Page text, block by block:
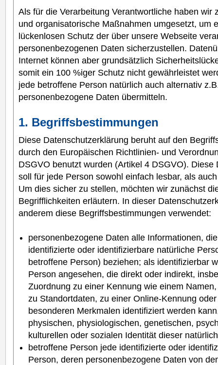
Als für die Verarbeitung Verantwortliche haben wir
und organisatorische Maßnahmen umgesetzt, um
lückenlosen Schutz der über unsere Webseite
personenbezogenen Daten sicherzustellen.
Internet können aber grundsätzlich
somit ein 100 %iger Schutz nicht gewährleistet
jede betroffene Person natürlich auch alternativ
personenbezogene Daten übermitteln.
1. Begriffsbestimmungen
Diese Datenschutzerklärung beruht auf den
durch den Europäischen Richtlinien- und
DSGVO benutzt wurden (Artikel 4 DSGVO). Diese
soll für jede Person sowohl einfach lesbar, als
Um dies sicher zu stellen, möchten wir zunächst
Begrifflichkeiten erläutern. In dieser
anderem diese Begriffsbestimmungen verwendet:
personenbezogene Daten alle Informationen,
identifizierte oder identifizierbare natürliche
betroffene Person) beziehen; als identifizierbar
Person angesehen, die direkt oder indirekt,
Zuordnung zu einer Kennung wie einem
zu Standortdaten, zu einer Online-Kennung
besonderen Merkmalen identifiziert werden
physischen, physiologischen, genetischen,
kulturellen oder sozialen Identität dieser
betroffene Person jede identifizierte oder
Person, deren personenbezogene Daten von